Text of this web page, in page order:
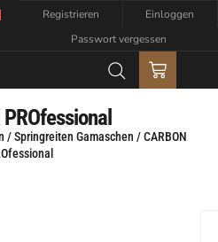
Registrieren
Einloggen
Passwort vergessen
/Springreiten Gamaschen / CARBON